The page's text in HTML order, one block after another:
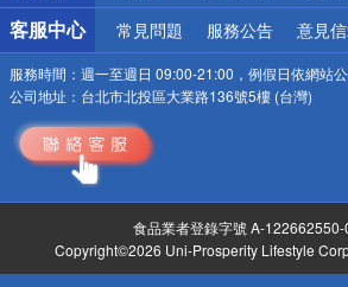
客服中心 常見問題 服務公告 意見
服務時間： 週一至週日 09:00-21:00，例假日依網站
公司地址： 台北市北投區大業路136號5樓 (台灣)
食品業者登錄字號 A-
Copyright©2026 Uni-Prosperity Lifestyle